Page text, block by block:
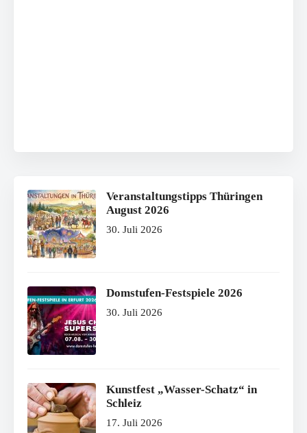
Veranstaltungstipps Thüringen
August 2026
30. Juli 2026
Domstufen-Festspiele 2026
30. Juli 2026
Kunstfest „Wasser-Schatz“ in
Schleiz
17. Juli 2026